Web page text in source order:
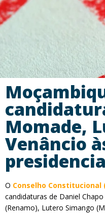
Momade,
Venâncio
O Conselho Constitucional
candidaturas de Daniel
(Renamo), Lutero Simango